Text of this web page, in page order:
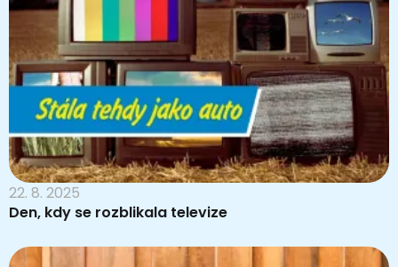
22. 8. 2025
Den, kdy se rozblikala televize